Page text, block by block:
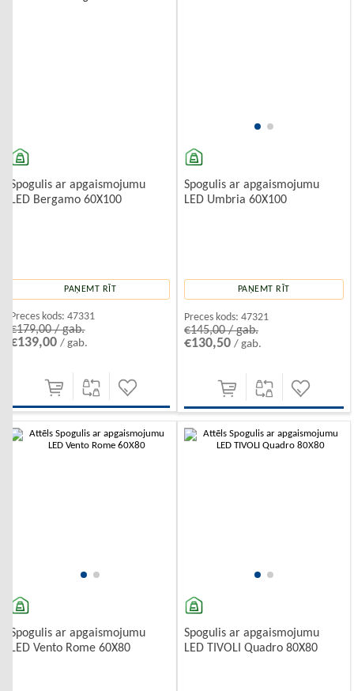
Spogulis ar apgaismojumu
LED Bergamo 60X100
PAŅEMT RĪT
Preces kods: 47331
€179,00 / gab.
€139,00/ gab.
Spogulis ar apgaismojumu
LED Umbria 60X100
PAŅEMT RĪT
Preces kods: 47321
€145,00 / gab.
€130,50 / gab.
Spogulis ar apgaismojumu
LED Vento Rome 60X80
Spogulis ar apgaismojumu
LED TIVOLI Quadro 80X80